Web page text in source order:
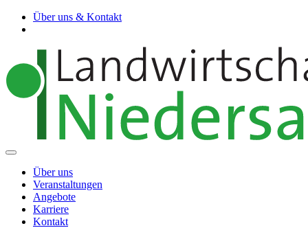
Über uns & Kontakt
Über uns
Veranstaltungen
Angebote
Karriere
Kontakt